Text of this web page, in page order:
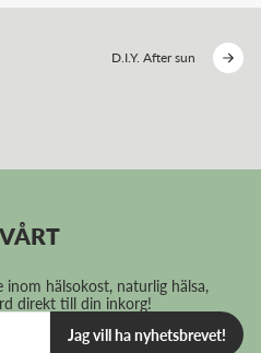
D.I.Y. After sun
hälsokost, naturlig hälsa,
direkt till din inkorg!
Jag vill ha nyhetsbrevet!